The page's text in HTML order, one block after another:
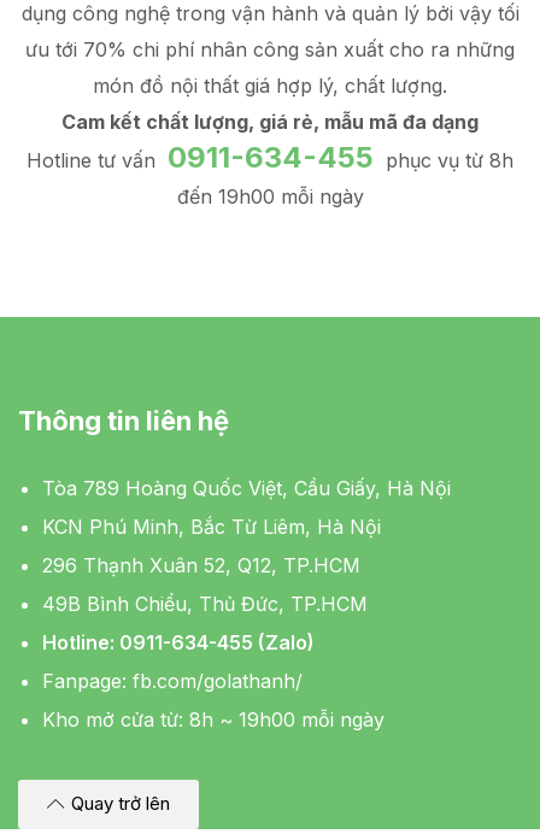
dụng công nghệ trong vận hành và quản lý bởi vậy tối
ưu tới 70% chi phí nhân công sản xuất cho ra những
món đồ nội thất giá hợp lý, chất lượng.
Cam kết chất lượng, giá rẻ, mẫu mã đa dạng
Hotline tư vấn 0911-634-455 phục vụ từ 8h
đến 19h00 mỗi ngày
Thông tin liên hệ
Tòa 789 Hoàng Quốc Việt, Cầu Giấy, Hà Nội
KCN Phú Minh, Bắc Từ Liêm, Hà Nội
296 Thạnh Xuân 52, Q12, TP.HCM
49B Bình Chiểu, Thủ Đức, TP.HCM
Hotline: 0911-634-455 (Zalo)
Fanpage: fb.com/golathanh/
Kho mở cửa từ: 8h ~ 19h00 mỗi ngày
Quay trở lên